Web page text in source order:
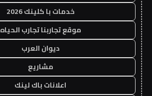
خدمات با كلينك 2026
موقع تجاربنا تجارب الحياه
ديوان العرب
مشاريع
اعلانات باك لينك